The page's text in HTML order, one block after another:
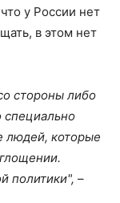
у России нет
в этом нет
стороны либо
специально
людей, которые
политики", –